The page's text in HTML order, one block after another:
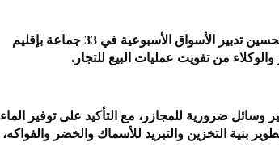
وفي سياق الإصلاح، أوصى المجلس الجهوي بتبني رؤية واضحة لتحسين تدبير الأسواق الأسبوعية في 33 جماعة بإقليم
والوكلاء من تفويت عمليات البيع للتجار.
وسائل ضرورية للمجازر، مع التأكيد على توفير الماء
بنية التخزين والتبريد للأسماك والخضر والفواكه،